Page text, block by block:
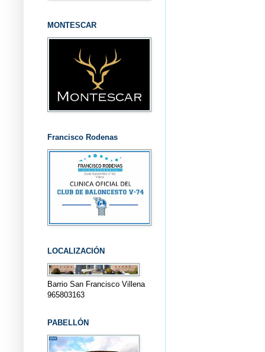
MONTESCAR
Francisco Rodenas
LOCALIZACIÓN
Barrio San Francisco Villena
965803163
PABELLÓN